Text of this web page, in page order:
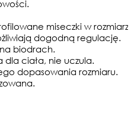
miseczki w
dogodną regulację.
biodrach.
dla ciała, nie uczula.
dopasowania rozmiaru.